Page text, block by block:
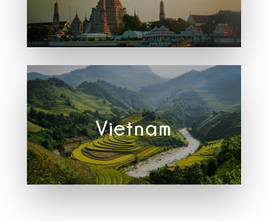
Vietnam